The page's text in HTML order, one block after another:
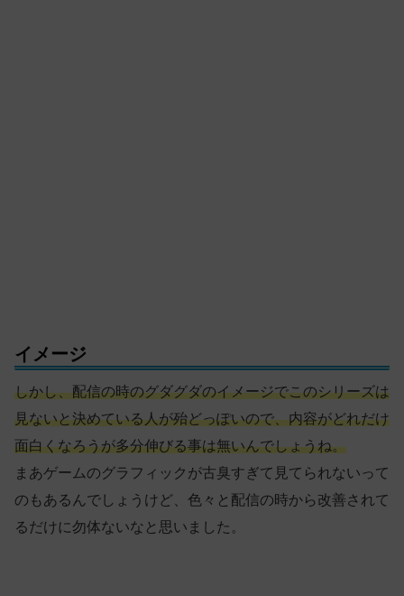
イメージ
しかし、配信の時のグダグダのイメージでこのシリーズは
見ないと決めている人が殆どっぽいので、内容がどれだけ
面白くなろうが多分伸びる事は無いんでしょうね。
まあゲームのグラフィックが古臭すぎて見てられないって
のもあるんでしょうけど、色々と配信の時から改善されて
るだけに勿体ないなと思いました。